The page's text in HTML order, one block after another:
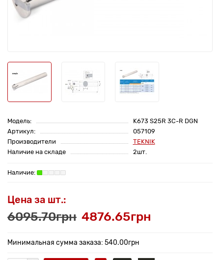
Модель:
K673 S25R 3C-R DGN
Артикул:
057109
Производители
TEKNIK
Наличие на складе
2шт.
Цена за шт.:
6095.70грн 4876.65грн
Минимальная сумма заказа: 540.00грн